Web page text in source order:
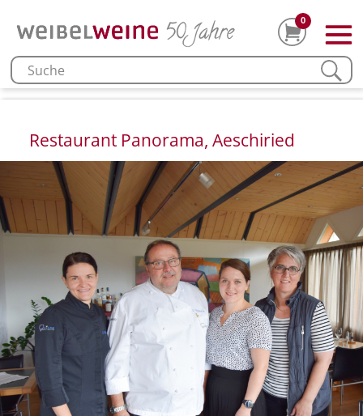
0
Restaurant Panorama, Aeschiried